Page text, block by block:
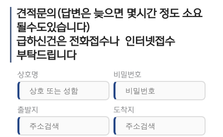
견적문의(답변은 늦으면 몇시간 정도 소요
될수도있습니다)
급하신건은 전화접수나 인터넷접수
부탁드립니다
상호명 비밀번호
출발지 도착지